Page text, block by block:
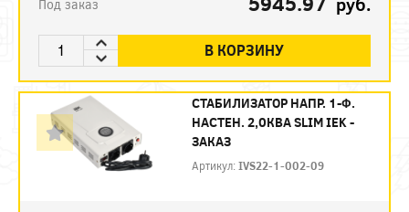
Под заказ
В КОРЗИНУ
СТАБИЛИЗАТОР НАПР. 1-Ф.
НАСТЕН. 2,0КВА SLIM IEK -
ЗАКАЗ
Артикул:IVS22-1-002-09